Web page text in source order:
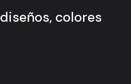
diseños, colores